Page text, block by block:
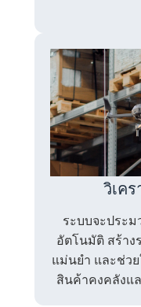
วิเค
ระบบจะประ
อัตโนมัติ สร้าง
แม่นยำ และช่ว
สินค้าคงคลังแ